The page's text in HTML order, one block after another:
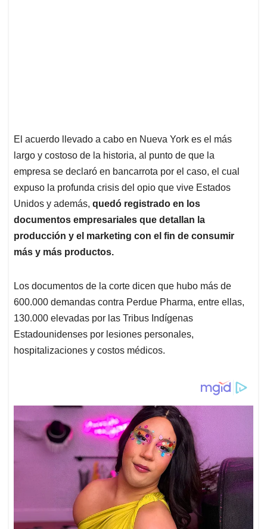
El acuerdo llevado a cabo en Nueva York es el más
largo y costoso de la historia, al punto de que la
empresa se declaró en bancarrota por el caso, el cual
expuso la profunda crisis del opio que vive Estados
Unidos y además, quedó registrado en los
documentos empresariales que detallan la
producción y el marketing con el fin de consumir
más y más productos.
Los documentos de la corte dicen que hubo más de
600.000 demandas contra Perdue Pharma, entre ellas,
130.000 elevadas por las Tribus Indígenas
Estadounidenses por lesiones personales,
hospitalizaciones y costos médicos.